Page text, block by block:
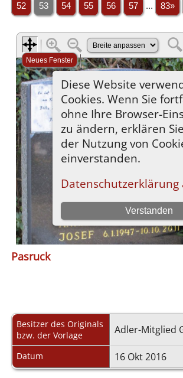
52 53 54 55 56 57 ... 83»
Pasruck
Besitzer des Originals
bzw. der Vorlage
Adler-Mitglied
Datum 16 Okt 2016